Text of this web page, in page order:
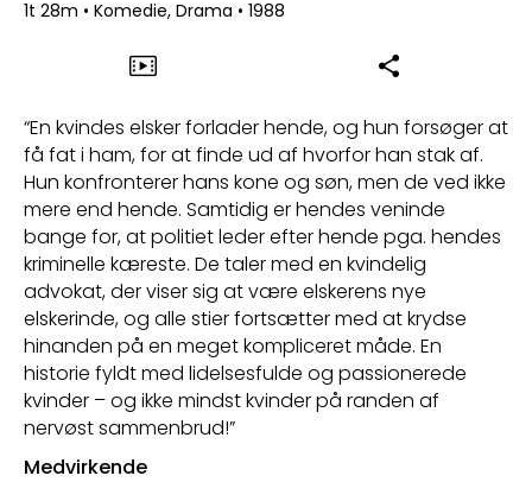
1t 28m • Komedie, Drama • 1988
“En kvindes elsker forlader hende, og hun forsøger at
få fat i ham, for at finde ud af hvorfor han stak af.
Hun konfronterer hans kone og søn, men de ved ikke
mere end hende. Samtidig er hendes veninde
bange for, at politiet leder efter hende pga. hendes
kriminelle kæreste. De taler med en kvindelig
advokat, der viser sig at være elskerens nye
elskerinde, og alle stier fortsætter med at krydse
hinanden på en meget kompliceret måde. En
historie fyldt med lidelsesfulde og passionerede
kvinder – og ikke mindst kvinder på randen af
nervøst sammenbrud!”
Medvirkende